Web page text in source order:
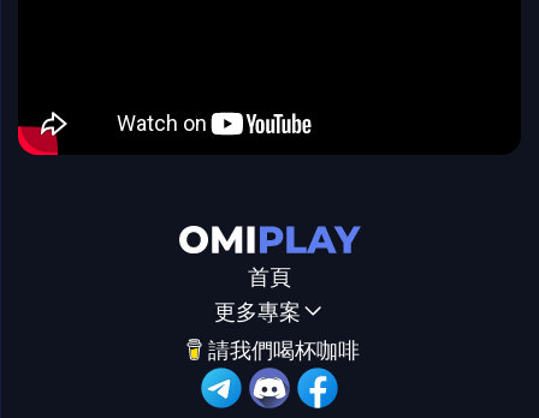
首頁
更多專案
請我們喝杯咖啡